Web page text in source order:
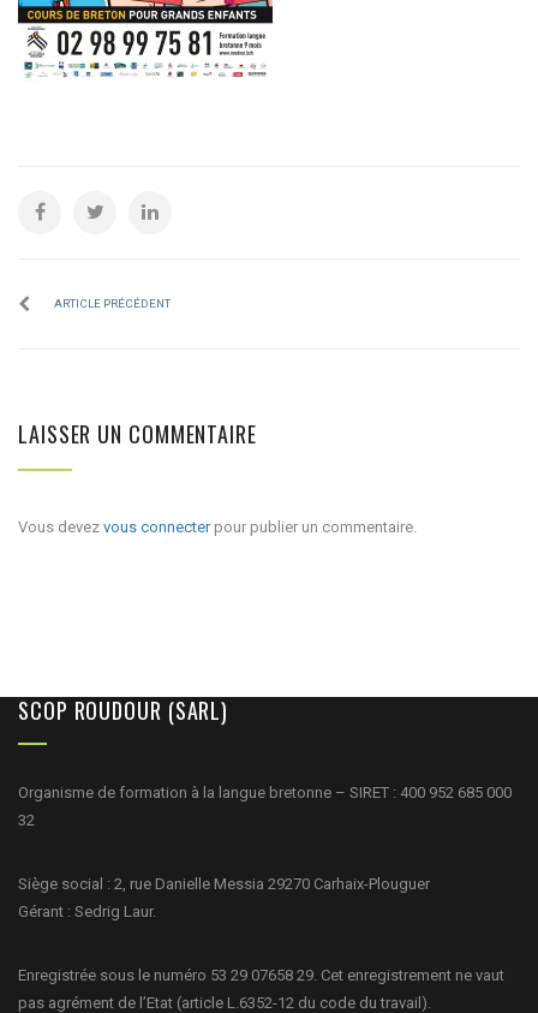
ARTICLE PRÉCÉDENT
LAISSER UN COMMENTAIRE
Vous devez vous connecterpour publier un commentaire.
SCOP ROUDOUR (SARL)
Organisme de formation à la langue bretonne – SIRET : 400 952 685 000
32
Siège social : 2, rue Danielle Messia 29270 Carhaix-Plouguer
Gérant : Sedrig Laur.
Enregistrée sous le numéro 53 29 07658 29. Cet enregistrement ne vaut
pas agrément de l’Etat (article L.6352-12 du code du travail).